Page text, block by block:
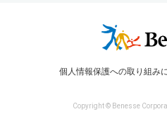
個人情報保護への取り組み
Copyright © Benesse